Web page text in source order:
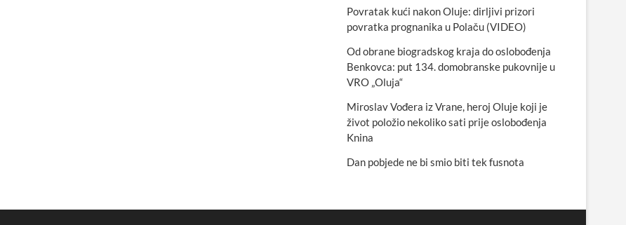
Povratak kući nakon Oluje: dirljivi prizori
povratka prognanika u Polaču (VIDEO)
Od obrane biogradskog kraja do oslobođenja
Benkovca: put 134. domobranske pukovnije u
VRO „Oluja“
Miroslav Vođera iz Vrane, heroj Oluje koji je
život položio nekoliko sati prije oslobođenja
Knina
Dan pobjede ne bi smio biti tek fusnota